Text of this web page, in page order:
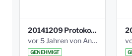
20141209 Protokoll Park am Gesundheitsamt 04.pdf
vor 5 Jahren von Anni Schlumberger
GENEHMIGT